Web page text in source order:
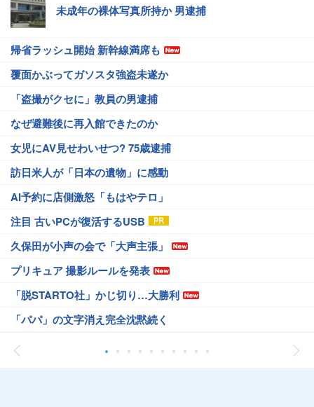
未成年の裸体写真所持か 男逮捕
帰省ラッシュ開始 新幹線満席も
覆面かぶってガソスタ強盗未遂か
「盗撮がクセに」教員の男逮捕
なぜ避難後に再入館できたのか
女児にAV見せわいせつ? 75歳逮捕
訪日米人が「日本の遺物」に感動
AI予約に店側激怒「もはやテロ」
注目 古いPCが復活するUSB
久保田が小声の会で「大声主張」
プリキュア 撮影ルールを発表
「脱STARTO社」かじ切り…大勝利
「パパ」の文字消え完全沈黙続く